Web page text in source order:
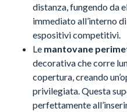
distanza, fungendo da
immediato all’interno
espositivi competitivi.
Le mantovane
decorativa che corre
copertura, creando
privilegiata. Questa
perfettamente